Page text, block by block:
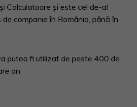
Calculatoare și este cel de-al
companie în România, până în
putea fi utilizat de peste 400 de
an